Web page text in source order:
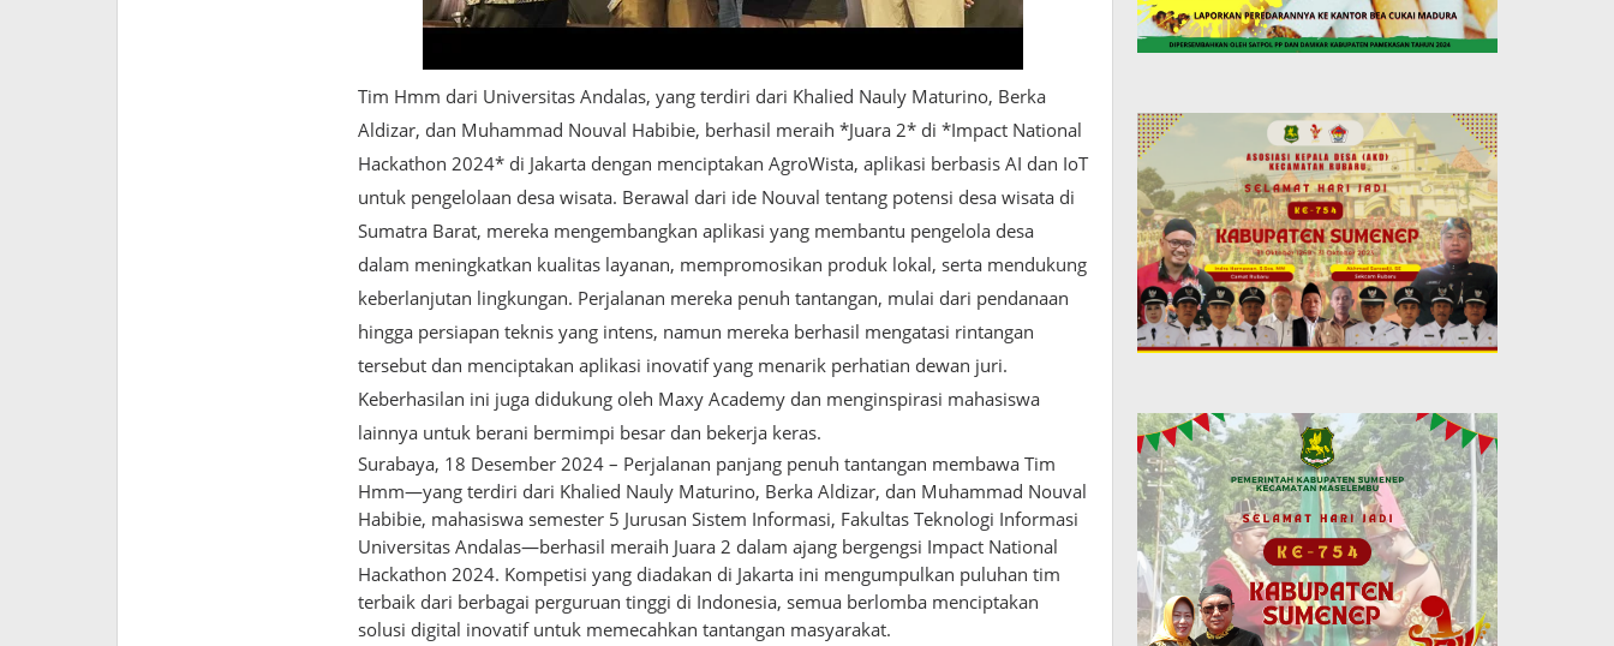
Tim Hmm dari Universitas Andalas, yang terdiri dari Khalied Nauly Maturino, Berka
Aldizar, dan Muhammad Nouval Habibie, berhasil meraih *Juara 2* di *Impact National
Hackathon 2024* di Jakarta dengan menciptakan AgroWista, aplikasi berbasis AI dan IoT
untuk pengelolaan desa wisata. Berawal dari ide Nouval tentang potensi desa wisata di
Sumatra Barat, mereka mengembangkan aplikasi yang membantu pengelola desa
dalam meningkatkan kualitas layanan, mempromosikan produk lokal, serta mendukung
keberlanjutan lingkungan. Perjalanan mereka penuh tantangan, mulai dari pendanaan
hingga persiapan teknis yang intens, namun mereka berhasil mengatasi rintangan
tersebut dan menciptakan aplikasi inovatif yang menarik perhatian dewan juri.
Keberhasilan ini juga didukung oleh Maxy Academy dan menginspirasi mahasiswa
lainnya untuk berani bermimpi besar dan bekerja keras.
Surabaya, 18 Desember 2024 – Perjalanan panjang penuh tantangan membawa Tim
Hmm—yang terdiri dari Khalied Nauly Maturino, Berka Aldizar, dan Muhammad Nouval
Habibie, mahasiswa semester 5 Jurusan Sistem Informasi, Fakultas Teknologi Informasi
Universitas Andalas—berhasil meraih Juara 2 dalam ajang bergengsi Impact National
Hackathon 2024. Kompetisi yang diadakan di Jakarta ini mengumpulkan puluhan tim
terbaik dari berbagai perguruan tinggi di Indonesia, semua berlomba menciptakan
solusi digital inovatif untuk memecahkan tantangan masyarakat.